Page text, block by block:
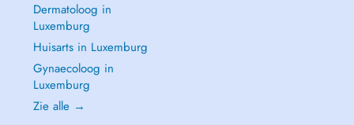
Dermatoloog in
Luxemburg
Huisarts in Luxemburg
Gynaecoloog in
Luxemburg
Zie alle →